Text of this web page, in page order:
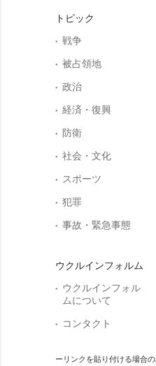
トピック
戦争
被占領地
政治
経済・復興
防衛
社会・文化
スポーツ
犯罪
事故・緊急事態
ウクルインフォルム
ウクルインフォル
ムについて
コンタクト
ーリンクを貼り付ける場合